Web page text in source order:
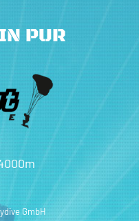
PUR
GmbH